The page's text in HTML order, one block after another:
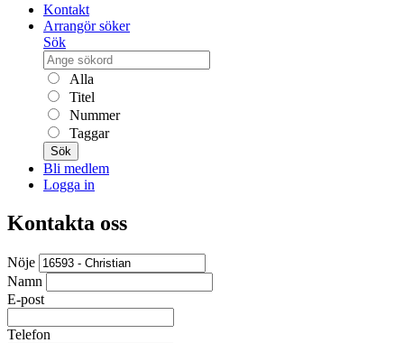
Kontakt
Arrangör söker
Sök
Alla
Titel
Nummer
Taggar
Sök
Bli medlem
Logga in
Kontakta oss
Nöje
Namn
E-post
Telefon